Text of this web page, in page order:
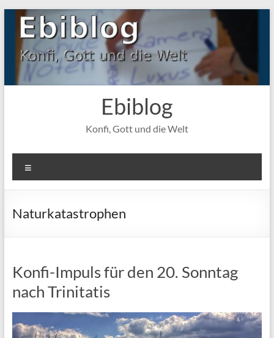
Zum
Inhalt
springen
Ebiblog
Konfi, Gott und die Welt
Naturkatastrophen
Konfi-Impuls für den 20. Sonntag
nach Trinitatis